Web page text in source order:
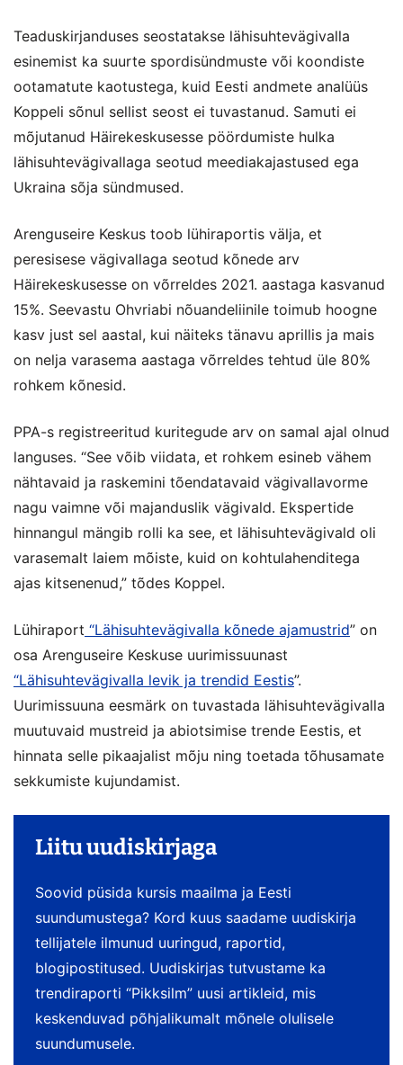
Teaduskirjanduses seostatakse lähisuhtevägivalla
esinemist ka suurte spordisündmuste või koondiste
ootamatute kaotustega, kuid Eesti andmete analüüs
Koppeli sõnul sellist seost ei tuvastanud. Samuti ei
mõjutanud Häirekeskusesse pöördumiste hulka
lähisuhtevägivallaga seotud meediakajastused ega
Ukraina sõja sündmused.
Arenguseire Keskus toob lühiraportis välja, et
peresisese vägivallaga seotud kõnede arv
Häirekeskusesse on võrreldes 2021. aastaga kasvanud
15%. Seevastu Ohvriabi nõuandeliinile toimub hoogne
kasv just sel aastal, kui näiteks tänavu aprillis ja mais
on nelja varasema aastaga võrreldes tehtud üle 80%
rohkem kõnesid.
PPA-s registreeritud kuritegude arv on samal ajal olnud
languses. “See võib viidata, et rohkem esineb vähem
nähtavaid ja raskemini tõendatavaid vägivallavorme
nagu vaimne või majanduslik vägivald. Ekspertide
hinnangul mängib rolli ka see, et lähisuhtevägivald oli
varasemalt laiem mõiste, kuid on kohtulahenditega
ajas kitsenenud,” tõdes Koppel.
Lühiraport “Lähisuhtevägivalla kõnede ajamustrid” on
osa Arenguseire Keskuse uurimissuunast
“Lähisuhtevägivalla levik ja trendid Eestis”.
Uurimissuuna eesmärk on tuvastada lähisuhtevägivalla
muutuvaid mustreid ja abiotsimise trende Eestis, et
hinnata selle pikaajalist mõju ning toetada tõhusamate
sekkumiste kujundamist.
Liitu uudiskirjaga
Soovid püsida kursis maailma ja Eesti
suundumustega? Kord kuus saadame uudiskirja
tellijatele ilmunud uuringud, raportid,
blogipostitused. Uudiskirjas tutvustame ka
trendiraporti “Pikksilm” uusi artikleid, mis
keskenduvad põhjalikumalt mõnele olulisele
suundumusele.